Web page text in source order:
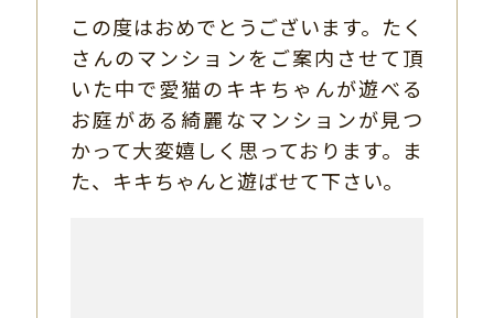
この度はおめでとうございます。たく
さんのマンションをご案内させて頂
いた中で愛猫のキキちゃんが遊べる
お庭がある綺麗なマンションが見つ
かって大変嬉しく思っております。ま
た、キキちゃんと遊ばせて下さい。